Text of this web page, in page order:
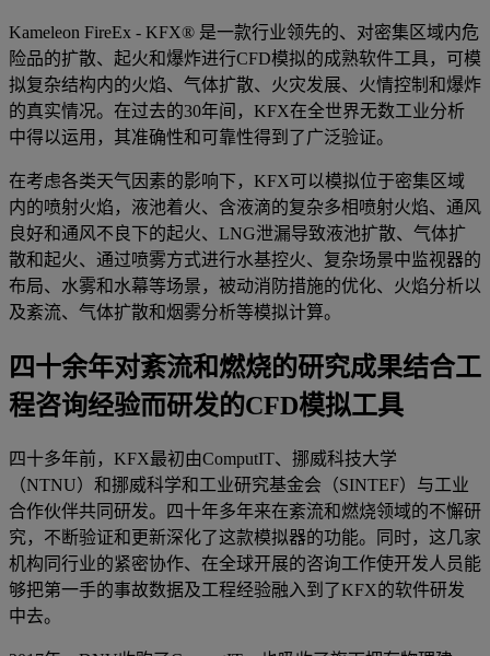
Kameleon FireEx - KFX® 是一款行业领先的、对密集区域内危
险品的扩散、起火和爆炸进行CFD模拟的成熟软件工具，可模
拟复杂结构内的火焰、气体扩散、火灾发展、火情控制和爆炸
的真实情况。在过去的30年间，KFX在全世界无数工业分析
中得以运用，其准确性和可靠性得到了广泛验证。
在考虑各类天气因素的影响下，KFX可以模拟位于密集区域
内的喷射火焰，液池着火、含液滴的复杂多相喷射火焰、通风
良好和通风不良下的起火、LNG泄漏导致液池扩散、气体扩
散和起火、通过喷雾方式进行水基控火、复杂场景中监视器的
布局、水雾和水幕等场景，被动消防措施的优化、火焰分析以
及紊流、气体扩散和烟雾分析等模拟计算。
四十余年对紊流和燃烧的研究成果结合工
程咨询经验而研发的CFD模拟工具
四十多年前，KFX最初由ComputIT、挪威科技大学
（NTNU）和挪威科学和工业研究基金会（SINTEF）与工业
合作伙伴共同研发。四十年多年来在紊流和燃烧领域的不懈研
究，不断验证和更新深化了这款模拟器的功能。同时，这几家
机构同行业的紧密协作、在全球开展的咨询工作使开发人员能
够把第一手的事故数据及工程经验融入到了KFX的软件研发
中去。